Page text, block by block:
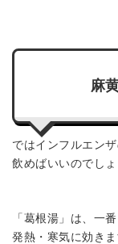
麻
ではインフルエン
飲めばいいのでしょ
「葛根湯」は、一
発熱・寒気に効きま